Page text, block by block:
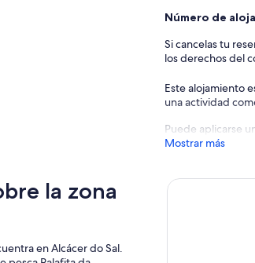
Número de
Si cancelas tu
los derechos del
Este alojamiento
una actividad
Puede aplicarse
Mostrar más
la zona
en Alcácer do Sal.